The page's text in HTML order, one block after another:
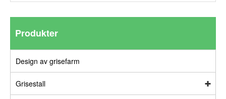
Produkter
Design av grisefarm
Grisestall